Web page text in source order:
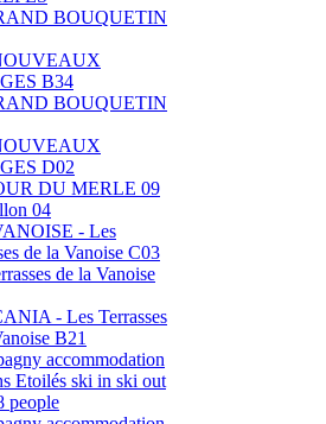
BOUQUETIN
B34
BOUQUETIN
D02
DU MERLE 09
04
- Les
de la Vanoise C03
de la Vanoise
- Les Terrasses
B21
accommodation
Etoilés ski in ski out
people